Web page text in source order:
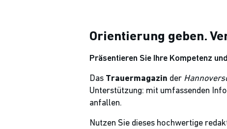
Orientierung geben.
Präsentieren Sie Ihre Kompetenz
Das Trauermagazin der
Unterstützung: mit umfassenden
anfallen.
Nutzen Sie dieses hochwertige